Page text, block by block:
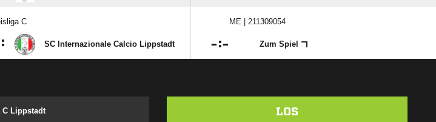
C ME | 211309054
: SC Internazionale Calcio Lippstadt : Zum Spiel
C Lippstadt LOS